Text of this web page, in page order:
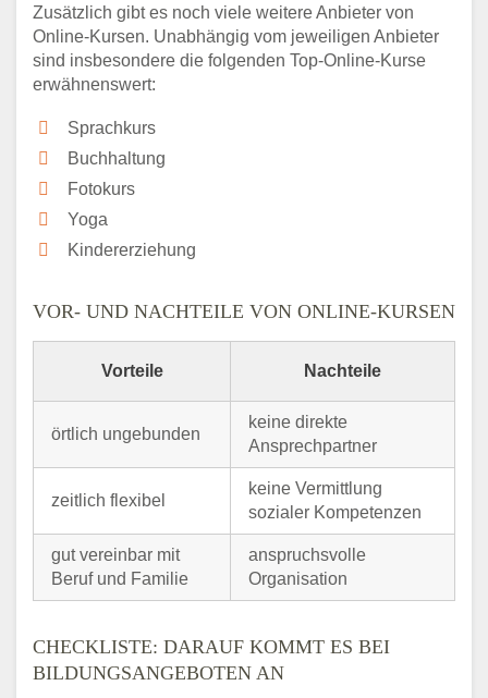
Zusätzlich gibt es noch viele weitere Anbieter von
Online-Kursen. Unabhängig vom jeweiligen Anbieter
sind insbesondere die folgenden Top-Online-Kurse
erwähnenswert:
Sprachkurs
Buchhaltung
Fotokurs
Yoga
Kindererziehung
VOR- UND NACHTEILE VON ONLINE-KURSEN
Vorteile Nachteile
örtlich ungebunden
keine direkte
Ansprechpartner
zeitlich flexibel
keine Vermittlung
sozialer Kompetenzen
gut vereinbar mit
Beruf und Familie
anspruchsvolle
Organisation
CHECKLISTE: DARAUF KOMMT ES BEI
BILDUNGSANGEBOTEN AN